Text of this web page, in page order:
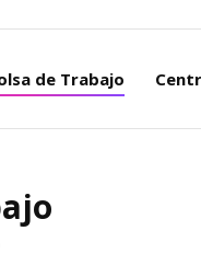
de Trabajo
Bolsa de